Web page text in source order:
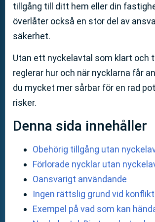
tillgång till ditt hem eller din
överlåter också en stor del av
säkerhet.
Utan ett nyckelavtal som klart och
reglerar hur och när nycklarna får
du mycket mer sårbar för en rad
risker.
Denna sida innehåller
Obehörig tillgång utan
Förlorade nycklar utan
Oansvarigt användande
Ingen rättslig grund vid konflikt
Exempel på vad som kan